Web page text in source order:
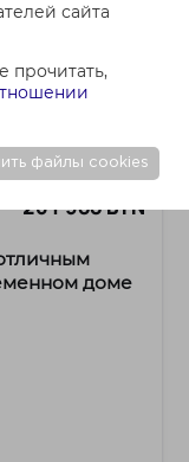
сайта
файлы cookies
261 500 BYN
доме